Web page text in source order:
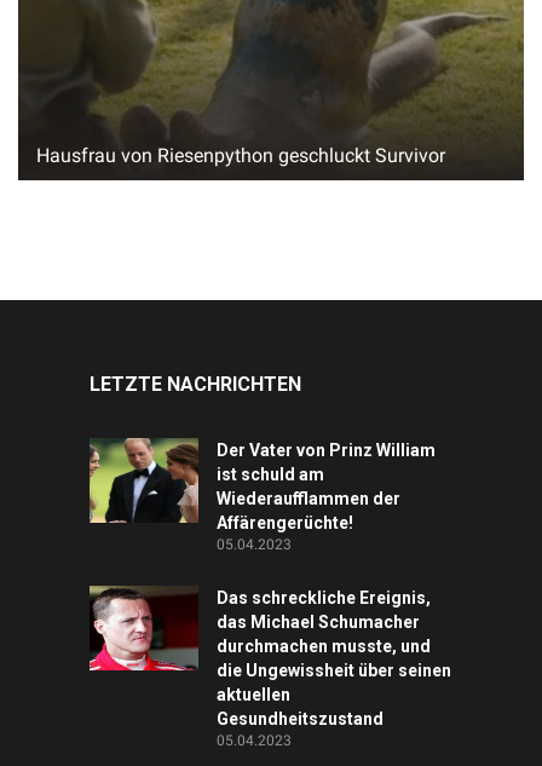
Hausfrau von Riesenpython geschluckt Survivor
LETZTE NACHRICHTEN
Der Vater von Prinz William
ist schuld am
Wiederaufflammen der
Affärengerüchte!
05.04.2023
Das schreckliche Ereignis,
das Michael Schumacher
durchmachen musste, und
die Ungewissheit über seinen
aktuellen
Gesundheitszustand
05.04.2023